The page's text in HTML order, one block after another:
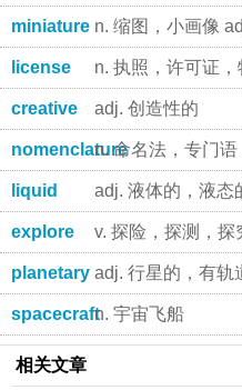
miniature n. 缩图，小画像
license n. 执照，许可证，
creative adj. 创造性的
nomenclaturen. 命名法，专门语
liquid adj. 液体的，液态
explore v. 探险，探测，探
planetary adj. 行星的，有轨
spacecraftn. 宇宙飞船
相关文章